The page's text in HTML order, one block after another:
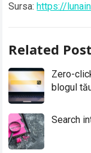
Sursa: https://
Related
Zero-
blogul
Search